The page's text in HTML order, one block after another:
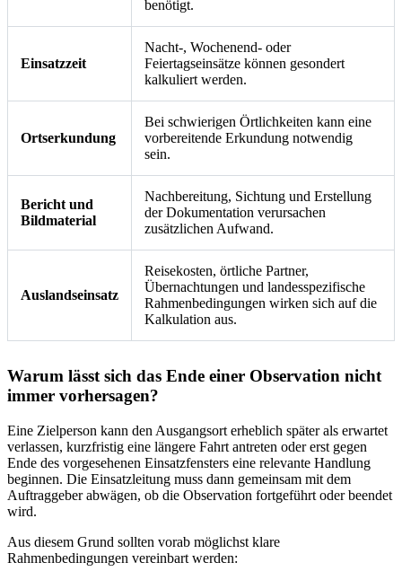
benötigt.
Einsatzzeit
Nacht-, Wochenend- oder
Feiertagseinsätze können gesondert
kalkuliert werden.
Ortserkundung
Bei schwierigen Örtlichkeiten kann eine
vorbereitende Erkundung notwendig
sein.
Bericht und
Bildmaterial
Nachbereitung, Sichtung und Erstellung
der Dokumentation verursachen
zusätzlichen Aufwand.
Auslandseinsatz
Reisekosten, örtliche Partner,
Übernachtungen und landesspezifische
Rahmenbedingungen wirken sich auf die
Kalkulation aus.
Warum lässt sich das Ende einer Observation nicht
immer vorhersagen?
Eine Zielperson kann den Ausgangsort erheblich später als erwartet
verlassen, kurzfristig eine längere Fahrt antreten oder erst gegen
Ende des vorgesehenen Einsatzfensters eine relevante Handlung
beginnen. Die Einsatzleitung muss dann gemeinsam mit dem
Auftraggeber abwägen, ob die Observation fortgeführt oder beendet
wird.
Aus diesem Grund sollten vorab möglichst klare
Rahmenbedingungen vereinbart werden: